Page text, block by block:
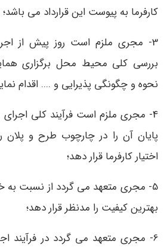
کارفرما به پیوست این قرارداد می باشد؛
3- مجری ملزم است روز پیش از
بررسی کلی محیط محل برگزاری
نحوه و چگونگی پذیرایی و .... اقدام
4- مجری ملزم است فرآیند کلی اجرای
پایان آن را در چارچوب طرح و پلان
اختیار کارفرما قرار دهد؛
5- مجری متعهد می گردد از نسبت به
بهترین کیفیت را مدنظر قرار دهد؛
6- مجری متعهد می گردد در فرآیند